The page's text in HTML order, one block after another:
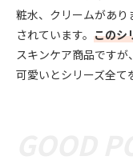
粧水、クリームがあ
されています。 このシ
スキンケア商品です
可愛いとシリーズ全て